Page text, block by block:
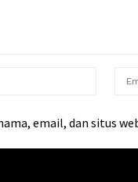
email, dan situs